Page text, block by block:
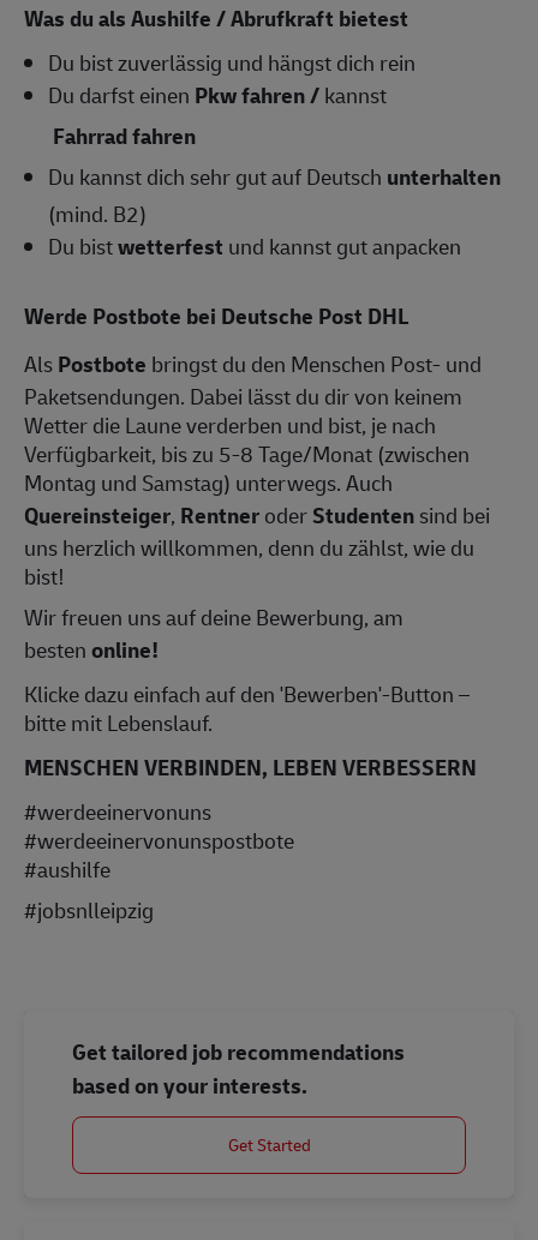
Was du als Aushilfe / Abrufkraft bietest
Du bist zuverlässig und hängst dich rein
Du darfst einen Pkw fahren /kannst
Fahrrad fahren
Du kannst dich sehr gut auf Deutsch unterhalten
(mind. B2)
Du bistwetterfest und kannst gut anpacken
Werde Postbote bei Deutsche Post DHL
AlsPostbote bringst du den Menschen Post- und
Paketsendungen. Dabei lässt du dir von keinem
Wetter die Laune verderben und bist, je nach
Verfügbarkeit, bis zu 5-8 Tage/Monat (zwischen
Montag und Samstag) unterwegs. Auch
Quereinsteiger, RentneroderStudentensind bei
uns herzlich willkommen, denn du zählst, wie du
bist!
Wir freuen uns auf deine Bewerbung, am
bestenonline!
Klicke dazu einfach auf den 'Bewerben'-Button –
bitte mit Lebenslauf.
MENSCHEN VERBINDEN, LEBEN VERBESSERN
#werdeeinervonuns
#werdeeinervonunspostbote
#aushilfe
#jobsnlleipzig
Get tailored job recommendations
based on your interests.
Get Started